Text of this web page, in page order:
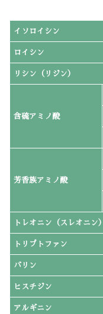
イソロイシン
ロイシン
リシン（リジン）
含硫アミノ酸
芳香族アミノ酸
トレオニン（スレオニン）
トリプトファン
バリン
ヒスチジン
アルギニン